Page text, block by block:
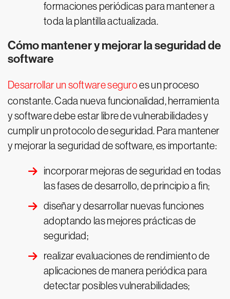
formaciones periódicas para mantener a
toda la plantilla actualizada.
Cómo mantener y mejorar la seguridad de
software
Desarrollar un software seguroes un proceso
constante. Cada nueva funcionalidad, herramienta
y software debe estar libre de vulnerabilidades y
cumplir un protocolo de seguridad. Para mantener
y mejorar la seguridad de software, es importante:
incorporar mejoras de seguridad en todas
las fases de desarrollo, de principio a fin;
diseñar y desarrollar nuevas funciones
adoptando las mejores prácticas de
seguridad;
realizar evaluaciones de rendimiento de
aplicaciones de manera periódica para
detectar posibles vulnerabilidades;